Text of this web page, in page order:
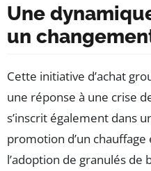
Une
un
Cette initiative d’achat
une réponse à une crise
s’inscrit également dans
promotion d’un
l’adoption de granulés de